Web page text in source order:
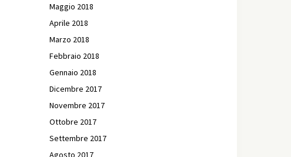
Maggio 2018
Aprile 2018
Marzo 2018
Febbraio 2018
Gennaio 2018
Dicembre 2017
Novembre 2017
Ottobre 2017
Settembre 2017
Agosto 2017